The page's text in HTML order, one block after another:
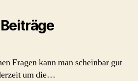
Fragen kann man scheinbar gut
um die…